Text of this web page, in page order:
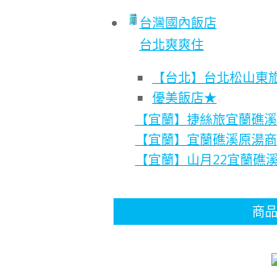
台灣國內飯店
台北爽爽住
【台北】台北松山
優美飯店★
【宜蘭】捷絲旅宜蘭礁
【宜蘭】宜蘭礁溪原湯
【宜蘭】山月22宜蘭
商